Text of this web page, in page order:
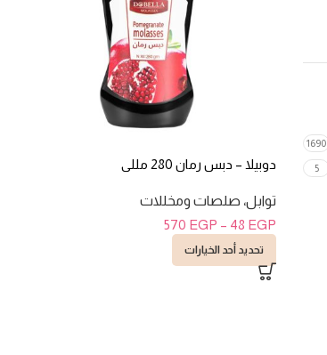
1690
5 دوبيلا – دبس رمان 280 مللى
توابل، صلصات ومخللات
48 EGP
–
570 EGP
تحديد أحد الخيارات